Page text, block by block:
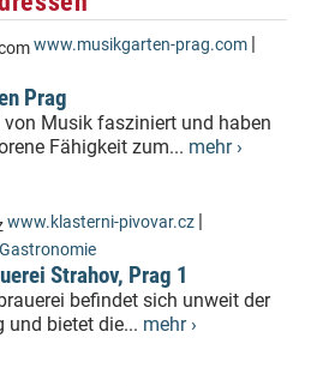
www.musikgarten-prag.com |
Prag
von Musik fasziniert und haben
Fähigkeit zum... mehr ›
www.klasterni-pivovar.cz |
Gastronomie
Strahov, Prag 1
befindet sich unweit der
und bietet die... mehr ›